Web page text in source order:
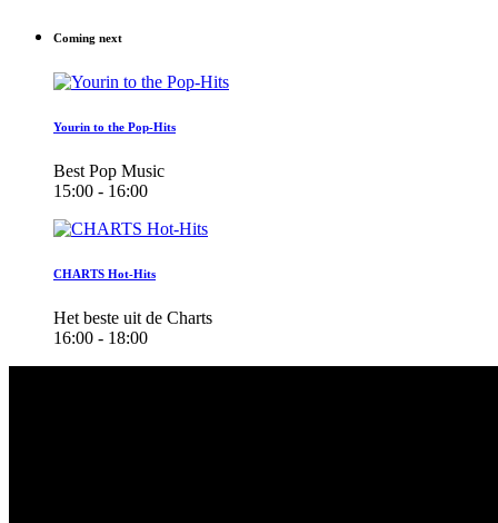
Coming next
Yourin to the Pop-Hits
Best Pop Music
15:00 - 16:00
CHARTS Hot-Hits
Het beste uit de Charts
16:00 - 18:00